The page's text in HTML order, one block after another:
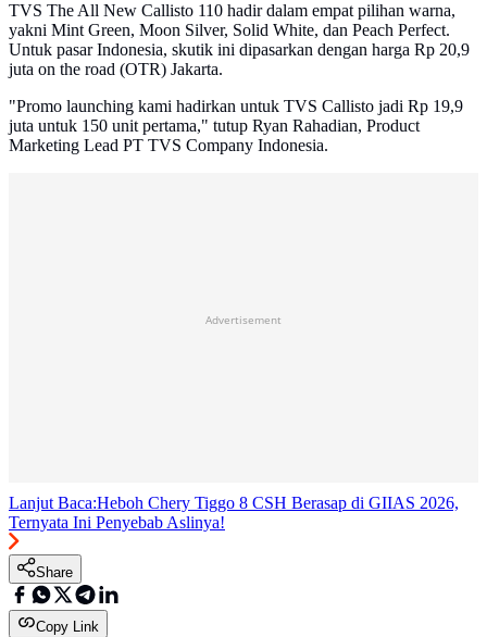
TVS The All New Callisto 110 hadir dalam empat pilihan warna,
yakni Mint Green, Moon Silver, Solid White, dan Peach Perfect.
Untuk pasar Indonesia, skutik ini dipasarkan dengan harga Rp 20,9
juta on the road (OTR) Jakarta.
"Promo launching kami hadirkan untuk TVS Callisto jadi Rp 19,9
juta untuk 150 unit pertama," tutup Ryan Rahadian, Product
Marketing Lead PT TVS Company Indonesia.
Advertisement
Lanjut Baca:Heboh Chery Tiggo 8 CSH Berasap di GIIAS 2026,
Ternyata Ini Penyebab Aslinya!
Share
Copy Link